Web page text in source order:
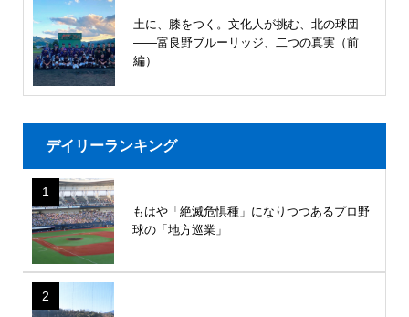
土に、膝をつく。文化人が挑む、北の球団
――富良野ブルーリッジ、二つの真実（前
編）
デイリーランキング
1
もはや「絶滅危惧種」になりつつあるプロ野
球の「地方巡業」
2